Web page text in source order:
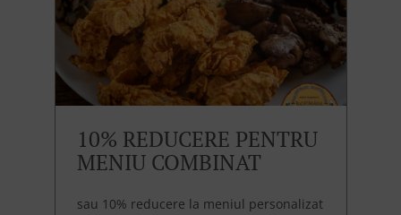
10% REDUCERE PENTRU
MENIU COMBINAT
sau 10% reducere la meniul personalizat